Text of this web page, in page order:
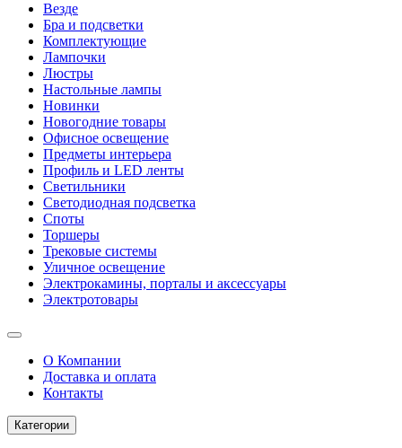
Везде
Бра и подсветки
Комплектующие
Лампочки
Люстры
Настольные лампы
Новинки
Новогодние товары
Офисное освещение
Предметы интерьера
Профиль и LED ленты
Светильники
Светодиодная подсветка
Споты
Торшеры
Трековые системы
Уличное освещение
Электрокамины, порталы и аксессуары
Электротовары
О Компании
Доставка и оплата
Контакты
Категории